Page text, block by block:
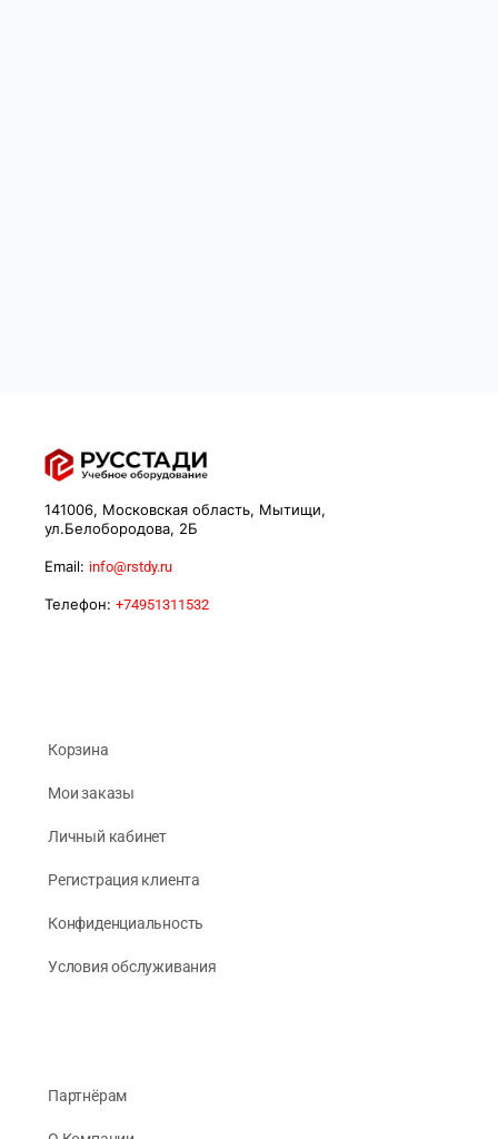
141006, Московская область, Мытищи,
ул.Белобородова, 2Б
Email: info@rstdy.ru
Телефон: +74951311532
Корзина
Мои заказы
Личный кабинет
Регистрация клиента
Конфиденциальность
Условия обслуживания
Партнёрам